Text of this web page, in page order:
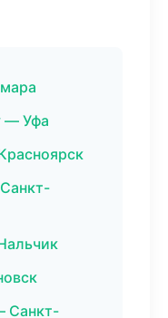
— Уфа
Санкт-